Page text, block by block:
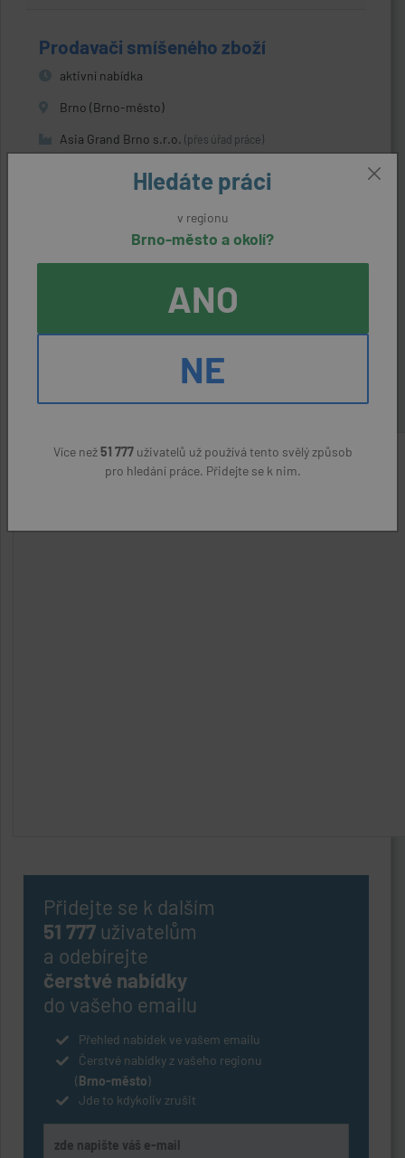
Prodavači smíšeného zboží
aktivní nabídka
Brno (Brno-město)
Asia Grand Brno s.r.o. (přes úřad práce)
Kurýři - doručovatelé balíků a jídla
DeliveryHub s.r.o.(přes úřad práce)
Hledáte práci
v regionu
Brno-město a okolí?
ANO
NE
Více než51 777uživatelů už používá tento svělý způsob
pro hledání práce. Přidejte se k nim.
Přidejte se k dalším
51 777uživatelům
a odebírejte
čerstvé nabídky
do vašeho emailu
Přehled nabídek ve vašem emailu
Čerstvé nabídky z vašeho regionu
(Brno-město)
Jde to kdykoliv zrušit